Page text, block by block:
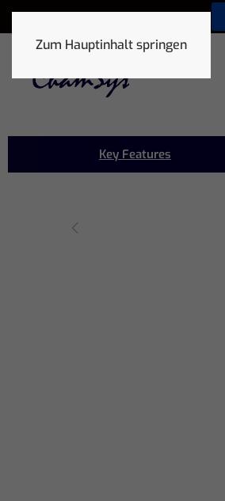
Zum Hauptinhalt springen
sales@chamsyslighting.de
Key Features